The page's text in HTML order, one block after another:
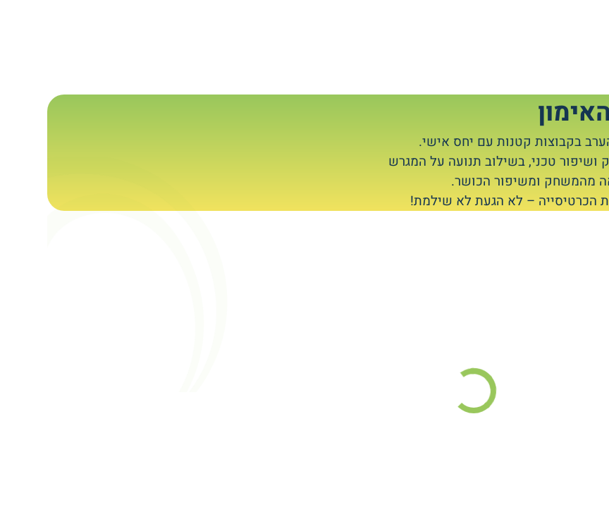
בקבוצות קטנות עם יחס אישי.
ושיפור טכני, בשילוב תנועה על המגרש
מהמשחק ומשיפור הכושר.
הכרטיסייה – לא הגעת לא שילמת!